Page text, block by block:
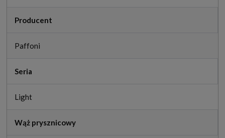
Producent
Paffoni
Seria
Light
Wąż prysznicowy